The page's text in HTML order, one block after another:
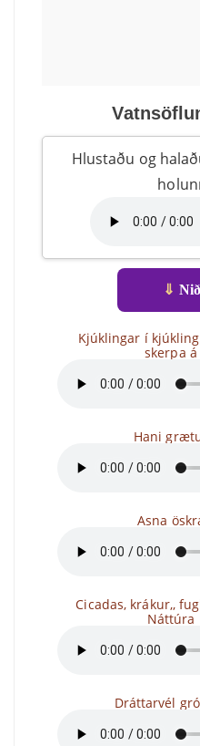
Hlustaðu og
⇓
Kjúklingar í
skerpa á
Hani
Asna
Cicadas, krákur,,
Náttúra
Dráttarvél